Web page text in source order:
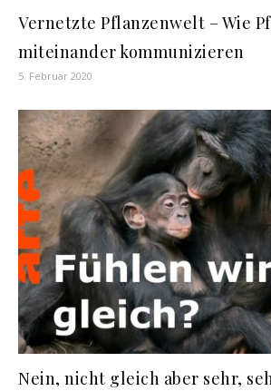
Vernetzte Pflanzenwelt – Wie
miteinander kommunizieren
5. Februar 2020
Nein, nicht gleich aber sehr,